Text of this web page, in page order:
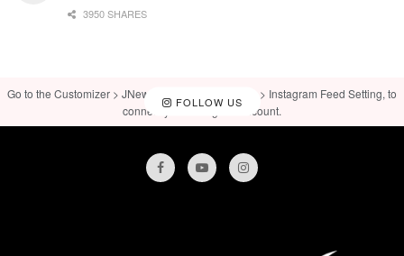
3950 SHARES
FOLLOW US
Go to the Customizer > JNews : Social, Like & View > Instagram Feed Setting, to
connect your Instagram account.